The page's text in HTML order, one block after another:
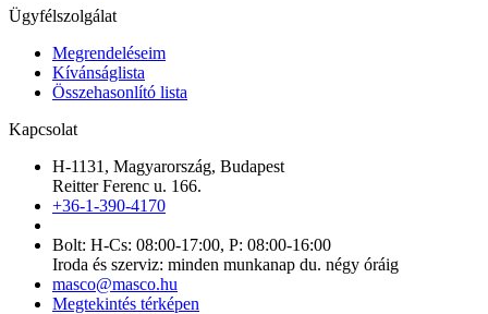
Ügyfélszolgálat
Megrendeléseim
Kívánságlista
Összehasonlító lista
Kapcsolat
H-1131, Magyarország, Budapest
Reitter Ferenc u. 166.
+36-1-390-4170
Bolt: H-Cs: 08:00-17:00, P: 08:00-16:00
Iroda és szerviz: minden munkanap du. négy óráig
masco@masco.hu
Megtekintés térképen